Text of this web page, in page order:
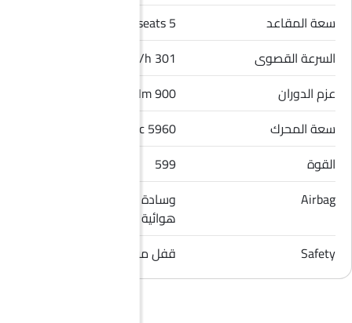
سعة المقاعد
5 seats
السرعة القصوى
301 Km/h
عزم الدوران
900 Nm
سعة المحرك
5960 cc
القوة
599
Airbag
وسادة هوائية للسائق, وسادة
هوائية للراكب الأمامي
Safety
قفل مركزي